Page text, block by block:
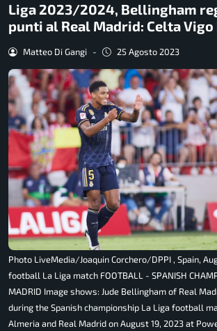
Liga 2023/2024, Bellingham
punti al Real Madrid: Celta
Matteo Di Gangi - 25 Agosto 2023
Photo LiveMedia/Joaquin Corchero/DPPI , Spain,
football La Liga match FOOTBALL - SPANISH
MADRID Image shows: Jude Bellingham of Real
during the Spanish championship La Liga football
Almeria and Real Madrid on August 19, 2023 at